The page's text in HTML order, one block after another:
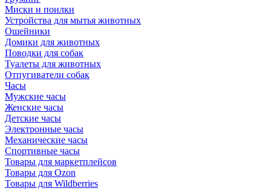
Миски и поилки
Устройства для мытья животных
Ошейники
Домики для животных
Поводки для собак
Туалеты для животных
Отпугиватели собак
Часы
Мужские часы
Женские часы
Детские часы
Электронные часы
Механические часы
Спортивные часы
Товары для маркетплейсов
Товары для Ozon
Товары для Wildberries